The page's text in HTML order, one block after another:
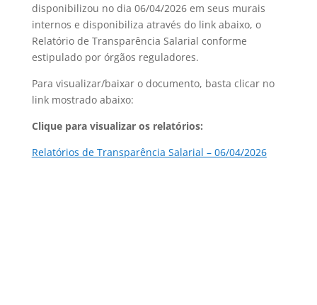
disponibilizou no dia 06/04/2026 em seus murais
internos e disponibiliza através do link abaixo, o
Relatório de Transparência Salarial conforme
estipulado por órgãos reguladores.
Para visualizar/baixar o documento, basta clicar no
link mostrado abaixo:
Clique para visualizar os relatórios:
Relatórios de Transparência Salarial – 06/04/2026